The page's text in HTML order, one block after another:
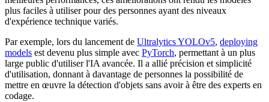
plus faciles à utiliser pour des personnes ayant des niveaux
d'expérience technique variés.
Par exemple, lors du lancement de Ultralytics YOLOv5, deploying
models est devenu plus simple avec PyTorch, permettant à un plus
large public d'utiliser l'IA avancée. Il a allié précision et simplicité
d'utilisation, donnant à davantage de personnes la possibilité de
mettre en œuvre la détection d'objets sans avoir à être des experts en
codage.